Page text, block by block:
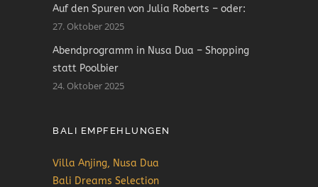
Auf den Spuren von Julia Roberts – oder:
27. Oktober 2025
Abendprogramm in Nusa Dua – Shopping
statt Poolbier
24. Oktober 2025
BALI EMPFEHLUNGEN
Villa Anjing, Nusa Dua
Bali Dreams Selection